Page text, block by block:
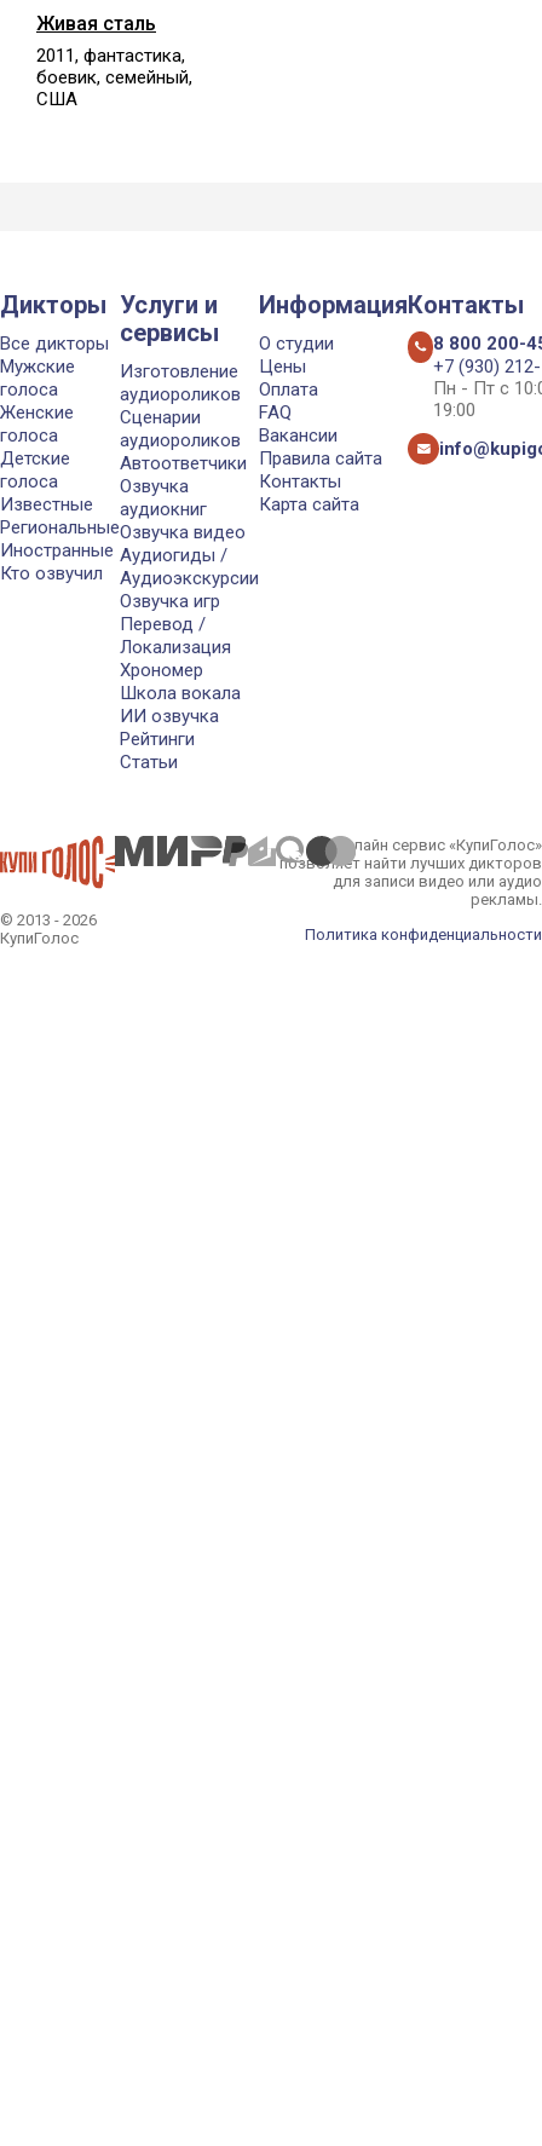
Живая сталь
2011, фантастика,
боевик, семейный,
США
Дикторы
Все дикторы
Мужские
голоса
Женские
голоса
Детские
голоса
Известные
Региональные
Иностранные
Кто озвучил
Услуги и
сервисы
Изготовление
аудиороликов
Сценарии
аудиороликов
Автоответчики
Озвучка
аудиокниг
Озвучка видео
Аудиогиды /
Аудиоэкскурсии
Озвучка игр
Перевод /
Локализация
Хрономер
Школа вокала
ИИ озвучка
Рейтинги
Статьи
Информация
О студии
Цены
Оплата
FAQ
Вакансии
Правила сайта
Контакты
Карта сайта
Контакты
8 800 200-
+7 (930)
Пн - Пт с
19:00
© 2013 - 2026
КупиГолос
Онлайн сервис «КупиГолос»
позволяет найти лучших дикторов
для записи видео или аудио
рекламы.
Политика конфиденциальности